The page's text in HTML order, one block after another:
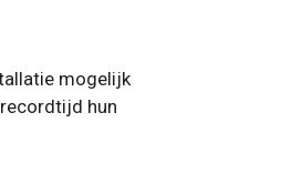
mogelijk
hun